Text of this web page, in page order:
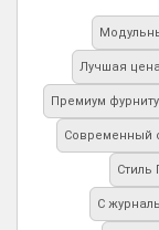
Лучшая
Премиум
Современный
Стиль
С